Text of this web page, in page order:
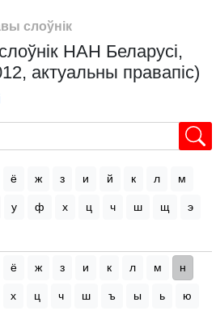
слоўнік
НАН Беларусі,
актуальны правапіс)
ё ж з и й к л м
у ф х ц ч ш щ э
ё ж з и к л м н
х ц ч ш ъ ы ь ю